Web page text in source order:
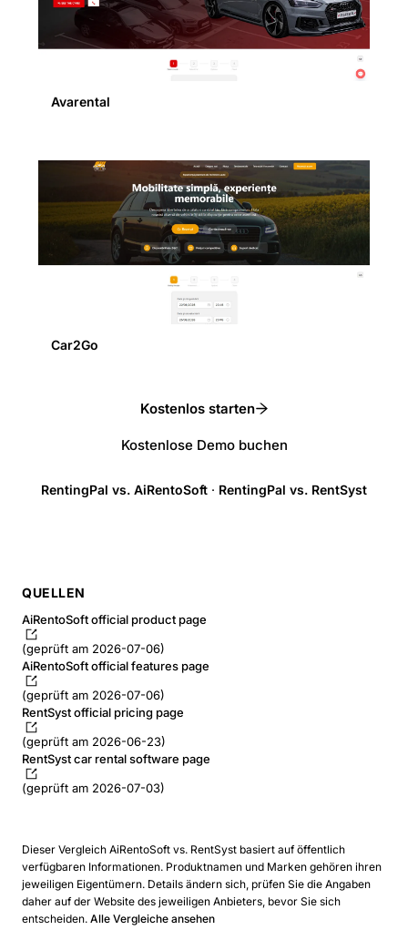
Avarental
Car2Go
Kostenlos starten
Kostenlose Demo buchen
RentingPal vs. AiRentoSoft · RentingPal vs. RentSyst
QUELLEN
AiRentoSoft official product page
(geprüft am 2026-07-06)
AiRentoSoft official features page
(geprüft am 2026-07-06)
RentSyst official pricing page
(geprüft am 2026-06-23)
RentSyst car rental software page
(geprüft am 2026-07-03)
Dieser Vergleich AiRentoSoft vs. RentSyst basiert auf öffentlich
verfügbaren Informationen. Produktnamen und Marken gehören ihren
jeweiligen Eigentümern. Details ändern sich, prüfen Sie die Angaben
daher auf der Website des jeweiligen Anbieters, bevor Sie sich
entscheiden. Alle Vergleiche ansehen